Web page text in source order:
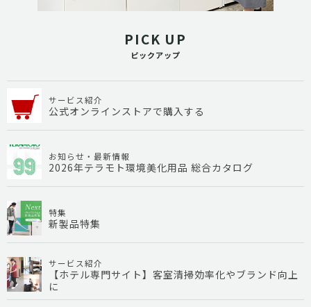
PICK UP
ピックアップ
サービス紹介
公式オンラインストアで購入する
お知らせ・最新情報
2026年テラモト環境美化用品 総合カタログ
特集
新製品特集
サービス紹介
【ホテル専門サイト】客室清掃効率化やブランド向上
に